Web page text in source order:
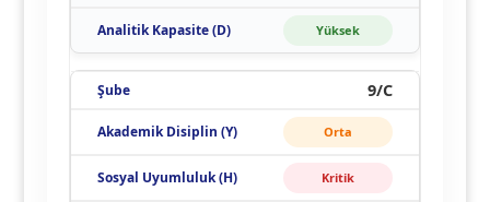
Yüksek
9/C
Orta
Kritik